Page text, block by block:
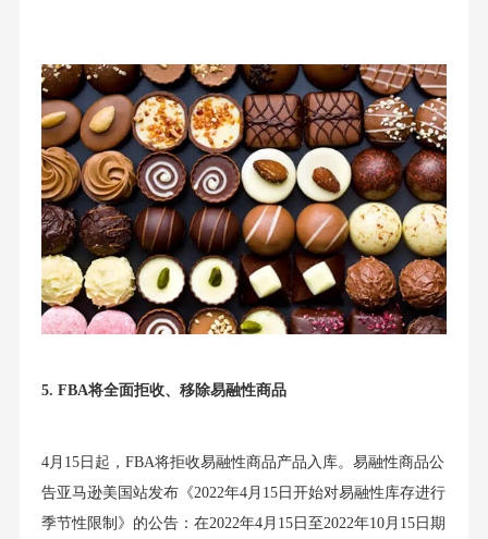
5. FBA将全面拒收、移除易融性商品
4月15日起，FBA将拒收易融性商品产品入库。易融性商品公
告亚马逊美国站发布《2022年4月15日开始对易融性库存进行
季节性限制》的公告：在2022年4月15日至2022年10月15日期